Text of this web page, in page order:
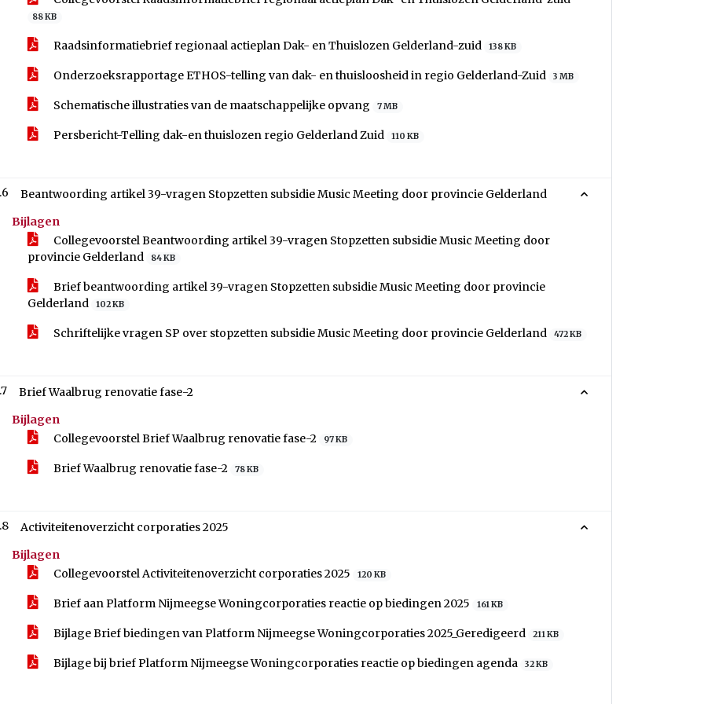
88 KB
Raadsinformatiebrief regionaal actieplan Dak- en Thuislozen Gelderland-zuid 138 KB
Onderzoeksrapportage ETHOS-telling van dak- en thuisloosheid in regio Gelderland-Zuid 3 MB
Schematische illustraties van de maatschappelijke opvang 7 MB
Persbericht-Telling dak-en thuislozen regio Gelderland Zuid 110 KB
Beantwoording artikel 39-vragen Stopzetten subsidie Music Meeting door provincie Gelderland
Bijlagen
Collegevoorstel Beantwoording artikel 39-vragen Stopzetten subsidie Music Meeting door
provincie Gelderland
84 KB
Brief beantwoording artikel 39-vragen Stopzetten subsidie Music Meeting door provincie
Gelderland
102 KB
Schriftelijke vragen SP over stopzetten subsidie Music Meeting door provincie Gelderland 472 KB
Brief Waalbrug renovatie fase-2
Bijlagen
Collegevoorstel Brief Waalbrug renovatie fase-2
97 KB
Brief Waalbrug renovatie fase-2 78 KB
Activiteitenoverzicht corporaties 2025
Bijlagen
Collegevoorstel Activiteitenoverzicht corporaties 2025
120 KB
Brief aan Platform Nijmeegse Woningcorporaties reactie op biedingen 2025 161 KB
Bijlage Brief biedingen van Platform Nijmeegse Woningcorporaties 2025_Geredigeerd 211 KB
Bijlage bij brief Platform Nijmeegse Woningcorporaties reactie op biedingen agenda 32 KB